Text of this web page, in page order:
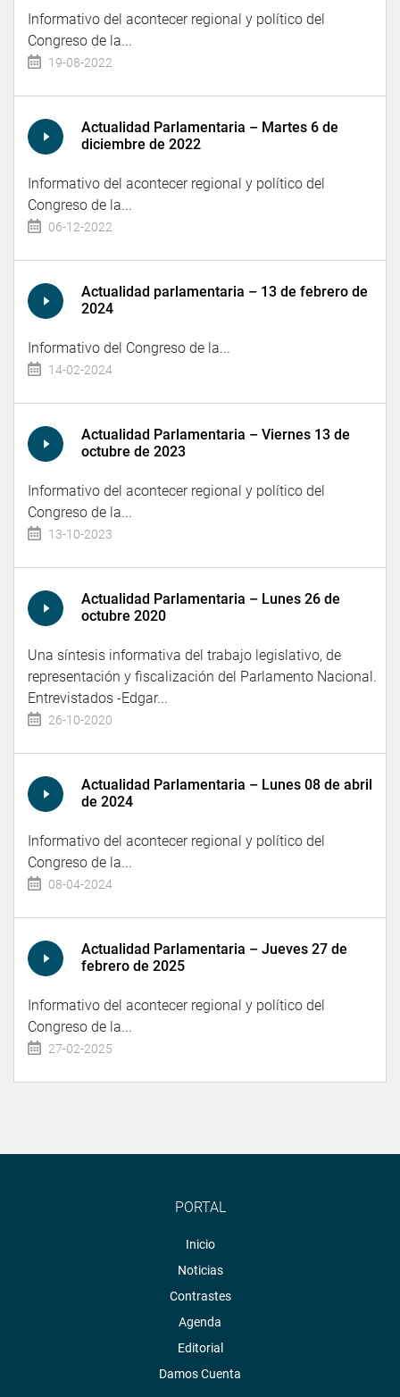
Informativo del acontecer regional y político del
Congreso de la...
19-08-2022
Actualidad Parlamentaria – Martes 6 de
diciembre de 2022
Informativo del acontecer regional y político del
Congreso de la...
06-12-2022
Actualidad parlamentaria – 13 de febrero de
2024
Informativo del Congreso de la...
14-02-2024
Actualidad Parlamentaria – Viernes 13 de
octubre de 2023
Informativo del acontecer regional y político del
Congreso de la...
13-10-2023
Actualidad Parlamentaria – Lunes 26 de
octubre 2020
Una síntesis informativa del trabajo legislativo, de
representación y fiscalización del Parlamento Nacional.
Entrevistados -Edgar...
26-10-2020
Actualidad Parlamentaria – Lunes 08 de abril
de 2024
Informativo del acontecer regional y político del
Congreso de la...
08-04-2024
Actualidad Parlamentaria – Jueves 27 de
febrero de 2025
Informativo del acontecer regional y político del
Congreso de la...
27-02-2025
PORTAL
Inicio
Noticias
Contrastes
Agenda
Editorial
Damos Cuenta